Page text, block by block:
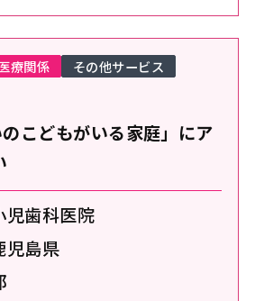
のこどもがいる家庭」にア
児歯科医院
児島県
療関係 その他サービス